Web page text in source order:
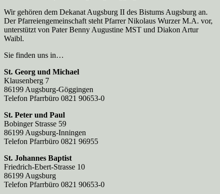
Wir gehören dem Dekanat Augsburg II des Bistums Augsburg an.
Der Pfarreien­gemeinschaft steht Pfarrer Nikolaus Wurzer M.A. vor,
unterstützt von Pater Benny Augustine MST und Diakon Artur
Waibl.
Sie finden uns in…
St. Georg und Michael
Klausenberg 7
86199 Augsburg-Göggingen
Telefon Pfarrbüro 0821 90653-0
St. Peter und Paul
Bobinger Strasse 59
86199 Augsburg-Inningen
Telefon Pfarrbüro 0821 96955
St. Johannes Baptist
Friedrich-Ebert-Strasse 10
86199 Augsburg
Telefon Pfarrbüro 0821 90653-0